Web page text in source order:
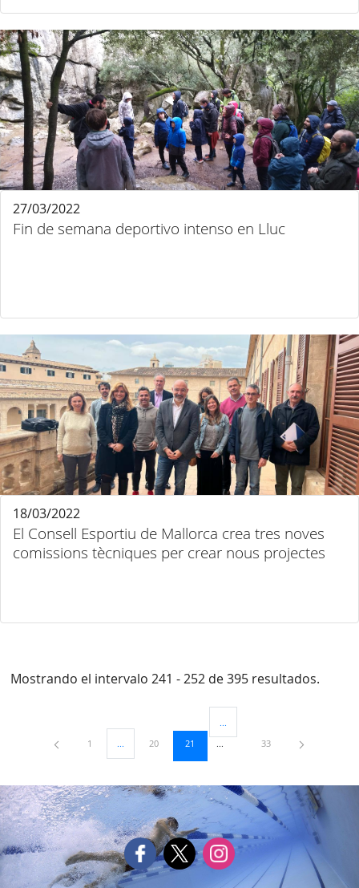
Fin de semana deportivo intenso en Lluc
27/03/2022
El Consell Esportiu de Mallorca crea tres noves
comissions tècniques per crear nous projectes
18/03/2022
Mostrando el intervalo 241 - 252 de 395 resultados.
Página
1 ...Páginas intermedias Use TAB para desplazarse.
Página
20 Página
21
Páginas intermedias Use TAB
Página
33